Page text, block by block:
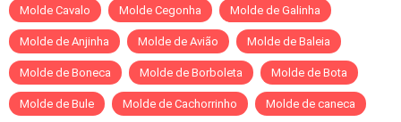
Molde Cavalo Molde Cegonha Molde de Galinha
Molde de Anjinha Molde de Avião Molde de Baleia
Molde de Boneca Molde de Borboleta Molde de Bota
Molde de Bule Molde de Cachorrinho Molde de caneca